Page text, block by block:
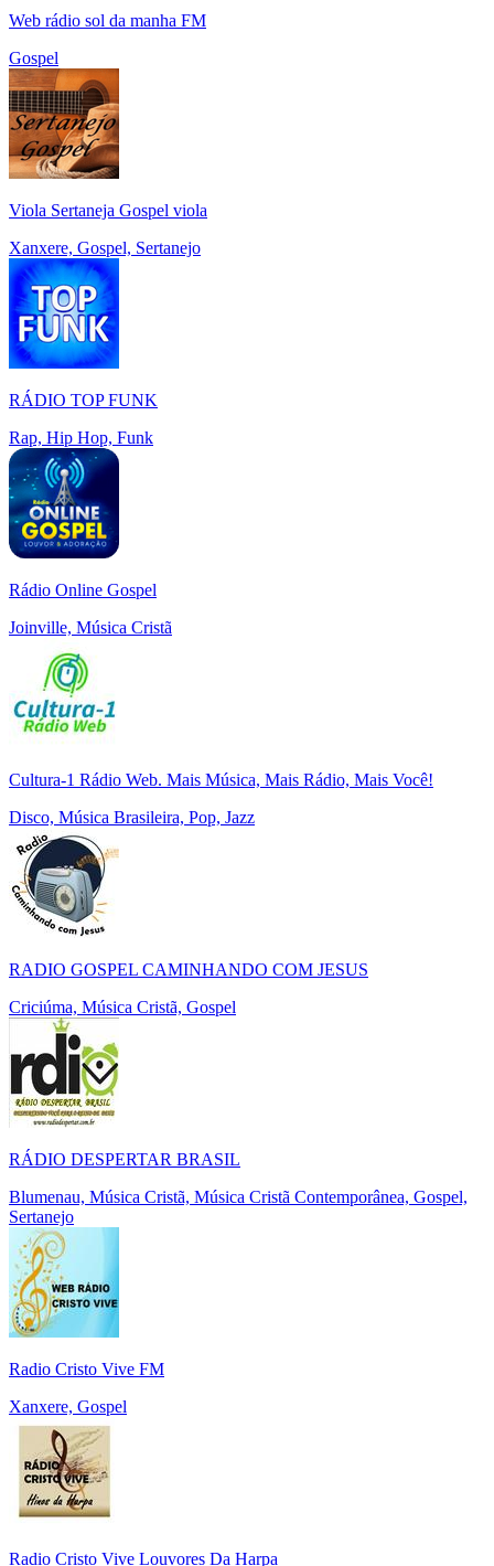
Web rádio sol da manha FM
Gospel
Viola Sertaneja Gospel viola
Xanxere, Gospel, Sertanejo
RÁDIO TOP FUNK
Rap, Hip Hop, Funk
Rádio Online Gospel
Joinville, Música Cristã
Cultura-1 Rádio Web. Mais Música, Mais Rádio, Mais Você!
Disco, Música Brasileira, Pop, Jazz
RADIO GOSPEL CAMINHANDO COM JESUS
Criciúma, Música Cristã, Gospel
RÁDIO DESPERTAR BRASIL
Blumenau, Música Cristã, Música Cristã Contemporânea, Gospel,
Sertanejo
Radio Cristo Vive FM
Xanxere, Gospel
Radio Cristo Vive Louvores Da Harpa